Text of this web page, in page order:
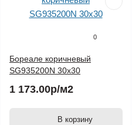
0
Бореале коричневый
SG935200N 30х30
1 173.00р/м2
В корзину